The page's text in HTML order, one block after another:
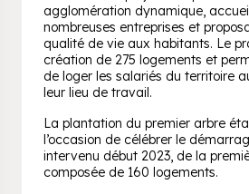
agglomération dynamique,
nombreuses entreprises et
qualité de vie aux habitants. Le
création de 275 logements et
de loger les salariés du territoire
leur lieu de travail.
La plantation du premier arbre
l’occasion de célébrer le
intervenu début 2023, de la
composée de 160 logements.